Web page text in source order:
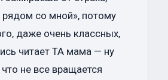
со мной», потому
даже очень классных,
читает ТА мама — ну
не все вращается